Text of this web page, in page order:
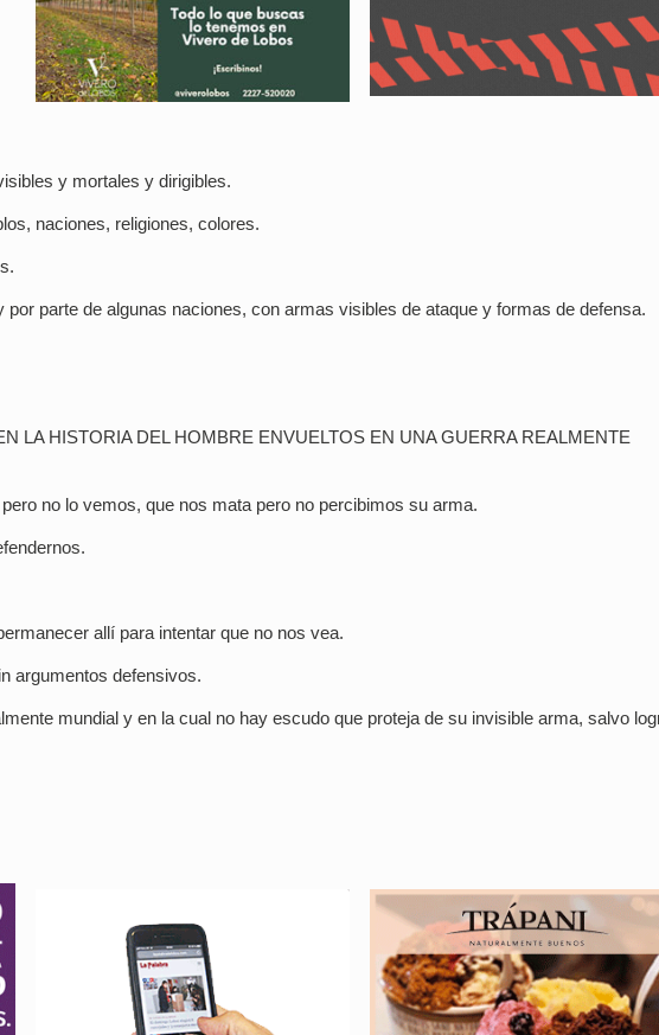
y mortales y dirigibles.
naciones, religiones, colores.
por parte de algunas naciones, con armas visibles de ataque y formas de defensa.
LA HISTORIA DEL HOMBRE ENVUELTOS EN UNA GUERRA REALMENTE
no lo vemos, que nos mata pero no percibimos su arma.
allí para intentar que no nos vea.
argumentos defensivos.
mundial y en la cual no hay escudo que proteja de su invisible arma, salvo